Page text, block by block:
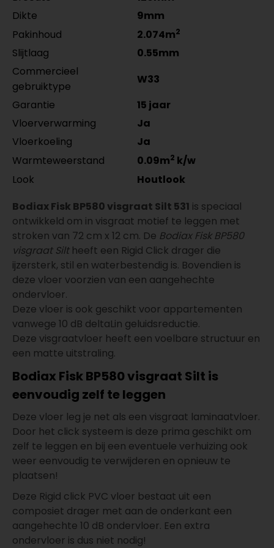
Dikte
9mm
Pakinhoud
2.074m2
Slijtlaag
0.55mm
Commercieel
gebruiktype
W33
Garantie
15 jaar
Vloerverwarming
Ja
Vloerkoeling
Ja
Warmteweerstand
0.09m2 k/w
Look
Houtlook
Bodiax Fisk BP580 visgraat Silt 531 is speciaal
ontwikkeld om in visgraat motief te leggen met
stroken van 72 cm x 12 cm. De Bodiax Fisk BP580
visgraat Siltheeft een Rigid Click drager die
ijzersterk, stil en waterbestendig is. Bovendien is
deze vloer voorzien van een aangehechte
ondervloer.
Deze vloer is ook geschikt voor appartementen
vanwege 10 dB deltaLin geluidsreductie.
Deze visgraatvloer heeft een voelbare structuur en
een matte uitstraling.
Bodiax Fisk BP580 visgraat Silt is
eenvoudig zelf te leggen
Deze vloer leg je net als een visgraat laminaatvloer.
Door het click systeem is deze prima geschikt om
zelf te leggen en bij een eventuele verhuizing ook
weer eenvoudig te verwijderen en opnieuw te
plaatsen!
Deze Rigid click PVC vloer bestaat uit een
composiet drager met aan de onderkant een
aangehechte 10 dB ondervloer. Een extra
ondervloer is dus niet nodig!